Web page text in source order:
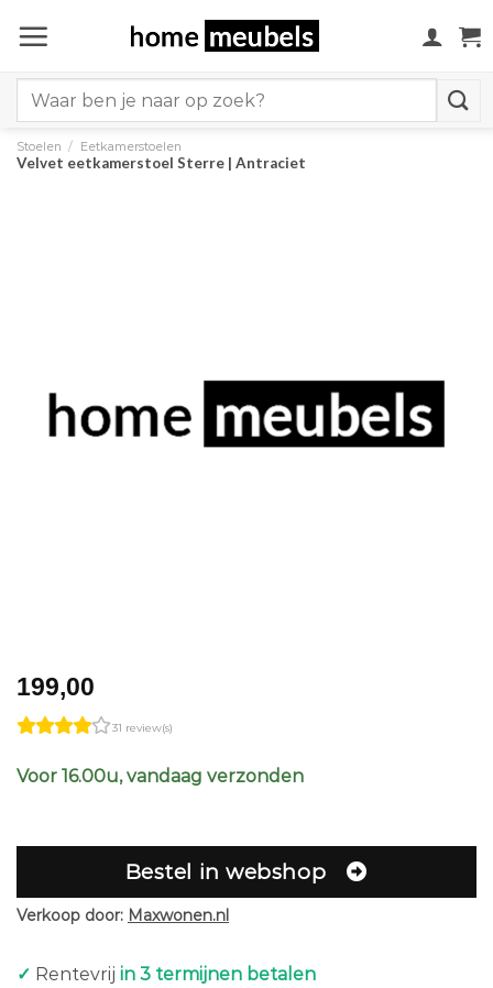
naar
for:
Stoelen / Eetkamerstoelen
Velvet eetkamerstoel Sterre | Antraciet
199,00
31 review(s)
Voor 16.00u, vandaag verzonden
Bestel in webshop
Verkoop door: Maxwonen.nl
✓ Rentevrij in 3 termijnen betalen